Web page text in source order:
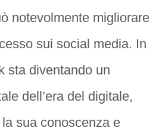
notevolmente migliorare
sui social media. In
sta diventando un
dell’era del digitale,
sua conoscenza e